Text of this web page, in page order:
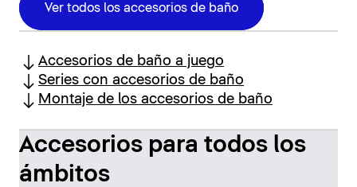
Ver todos los accesorios de baño
Accesorios de baño a juego
Series con accesorios de baño
Montaje de los accesorios de baño
Accesorios para todos los
ámbitos